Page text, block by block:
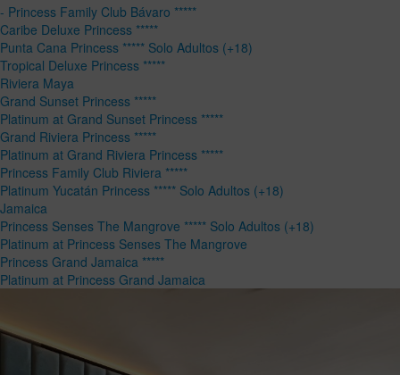
- Princess Family Club Bávaro *****
Caribe Deluxe Princess *****
Punta Cana Princess ***** Solo Adultos (+18)
Tropical Deluxe Princess *****
Riviera Maya
Grand Sunset Princess *****
Platinum at Grand Sunset Princess *****
Grand Riviera Princess *****
Platinum at Grand Riviera Princess *****
Princess Family Club Riviera *****
Platinum Yucatán Princess ***** Solo Adultos (+18)
Jamaica
Princess Senses The Mangrove ***** Solo Adultos (+18)
Platinum at Princess Senses The Mangrove
Princess Grand Jamaica *****
Platinum at Princess Grand Jamaica